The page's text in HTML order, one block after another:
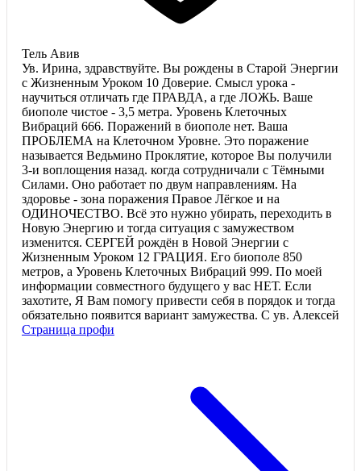
Тель Авив
Ув. Ирина, здравствуйте. Вы рождены в Старой Энергии
с Жизненным Уроком 10 Доверие. Смысл урока -
научиться отличать где ПРАВДА, а где ЛОЖЬ. Ваше
биополе чистое - 3,5 метра. Уровень Клеточных
Вибраций 666. Поражений в биополе нет. Ваша
ПРОБЛЕМА на Клеточном Уровне. Это поражение
называется Ведьмино Проклятие, которое Вы получили
3-и воплощения назад. когда сотрудничали с Тёмными
Силами. Оно работает по двум направлениям. На
здоровье - зона поражения Правое Лёгкое и на
ОДИНОЧЕСТВО. Всё это нужно убирать, переходить в
Новую Энергию и тогда ситуация с замужеством
изменится. СЕРГЕЙ рождён в Новой Энергии с
Жизненным Уроком 12 ГРАЦИЯ. Его биополе 850
метров, а Уровень Клеточных Вибраций 999. По моей
информации совместного будущего у вас НЕТ. Если
захотите, Я Вам помогу привести себя в порядок и тогда
обязательно появится вариант замужества. С ув. Алексей
Страница профи